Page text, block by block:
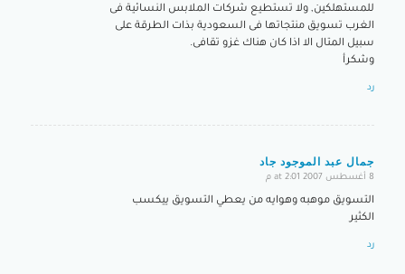
للمستهلكين, ولا تستطيع شركات الملابس النسائية فى
الغرب تسويق منتجاتها فى السعودية بذات الطرقة على
سبيل المتال الا اذا كان هناك غزو تقافى.
وشكرأ
رد
جمال عبد الموجود جاد
8 أغسطس 2007 at 2:01 م
التسويق موهبه وهوايه من يعطي التسويق ييكسب
الكثير
رد